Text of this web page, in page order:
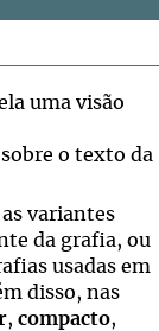
uma visão
o texto da
variantes
da grafia, ou
usadas em
disso, nas
, compacto,